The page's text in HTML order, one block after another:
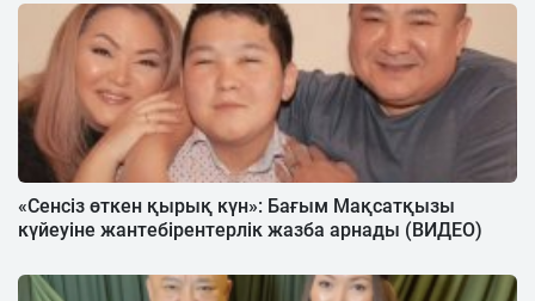
«Сенсіз өткен қырық күн»: Бағым Мақсатқызы
күйеуіне жантебірентерлік жазба арнады (ВИДЕО)